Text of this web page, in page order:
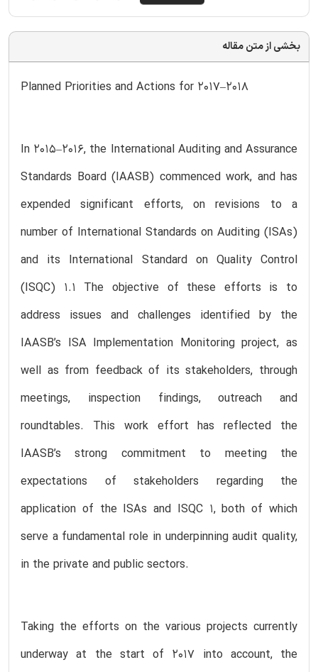
بخشی از متن مقاله
Planned Priorities and Actions for 2017–2018
In 2015‒2016, the International Auditing and Assurance
Standards Board (IAASB) commenced work, and has
expended significant efforts, on revisions to a
number of International Standards on Auditing (ISAs)
and its International Standard on Quality Control
(ISQC) 1.1 The objective of these efforts is to
address issues and challenges identified by the
IAASB’s ISA Implementation Monitoring project, as
well as from feedback of its stakeholders, through
meetings, inspection findings, outreach and
roundtables. This work effort has reflected the
IAASB’s strong commitment to meeting the
expectations of stakeholders regarding the
application of the ISAs and ISQC 1, both of which
serve a fundamental role in underpinning audit quality,
in the private and public sectors.
Taking the efforts on the various projects currently
underway at the start of 2017 into account, the